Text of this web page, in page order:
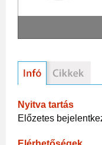
Nyitva tartás
Előzetes